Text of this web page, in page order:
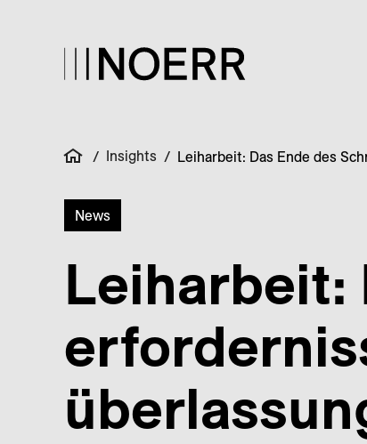
/ Insights / Leiharbeit: Das Ende des
News